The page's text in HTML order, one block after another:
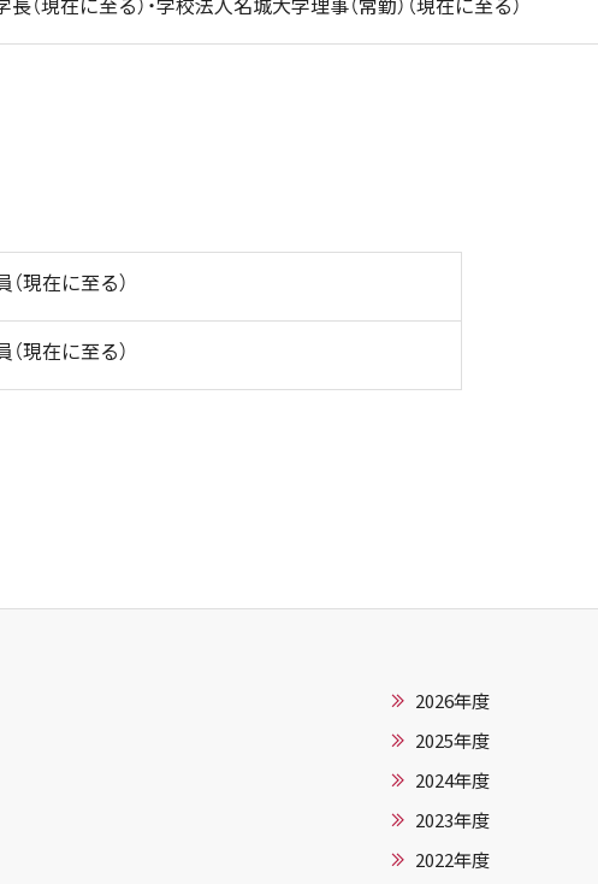
現在に至る）
現在に至る）
2026年度
2025年度
2024年度
2023年度
2022年度